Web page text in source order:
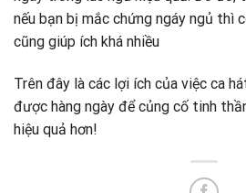
nếu bạn bị mắc chứng ngáy ngủ thì
cũng giúp ích khá nhiều
Trên đây là các lợi ích của việc ca
được hàng ngày để củng cố tinh
hiệu quả hơn!